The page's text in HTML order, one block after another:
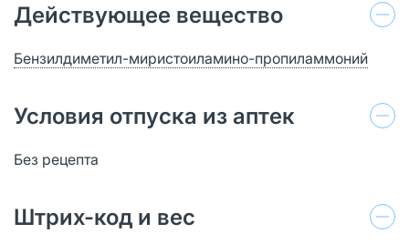
Действующее вещество
Бензилдиметил-миристоиламино-пропиламмоний
Условия отпуска из аптек
Без рецепта
Штрих-код и вес